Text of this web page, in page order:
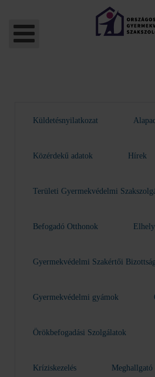
Küldetésnyilatkozat
Közérdekű adatok Hírek
Területi Gyermekvédelmi
Befogadó Otthonok
Gyermekvédelmi Szakértői
Gyermekvédelmi gyámok
Örökbefogadási Szolgálatok
Kríziskezelés Meghallgató